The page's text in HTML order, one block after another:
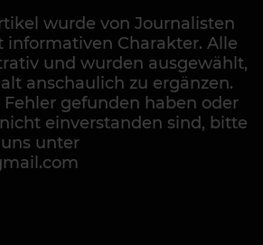
wurde von Journalisten
informativen Charakter. Alle
und wurden ausgewählt,
anschaulich zu ergänzen.
Fehler gefunden haben oder
einverstanden sind, bitte
unter